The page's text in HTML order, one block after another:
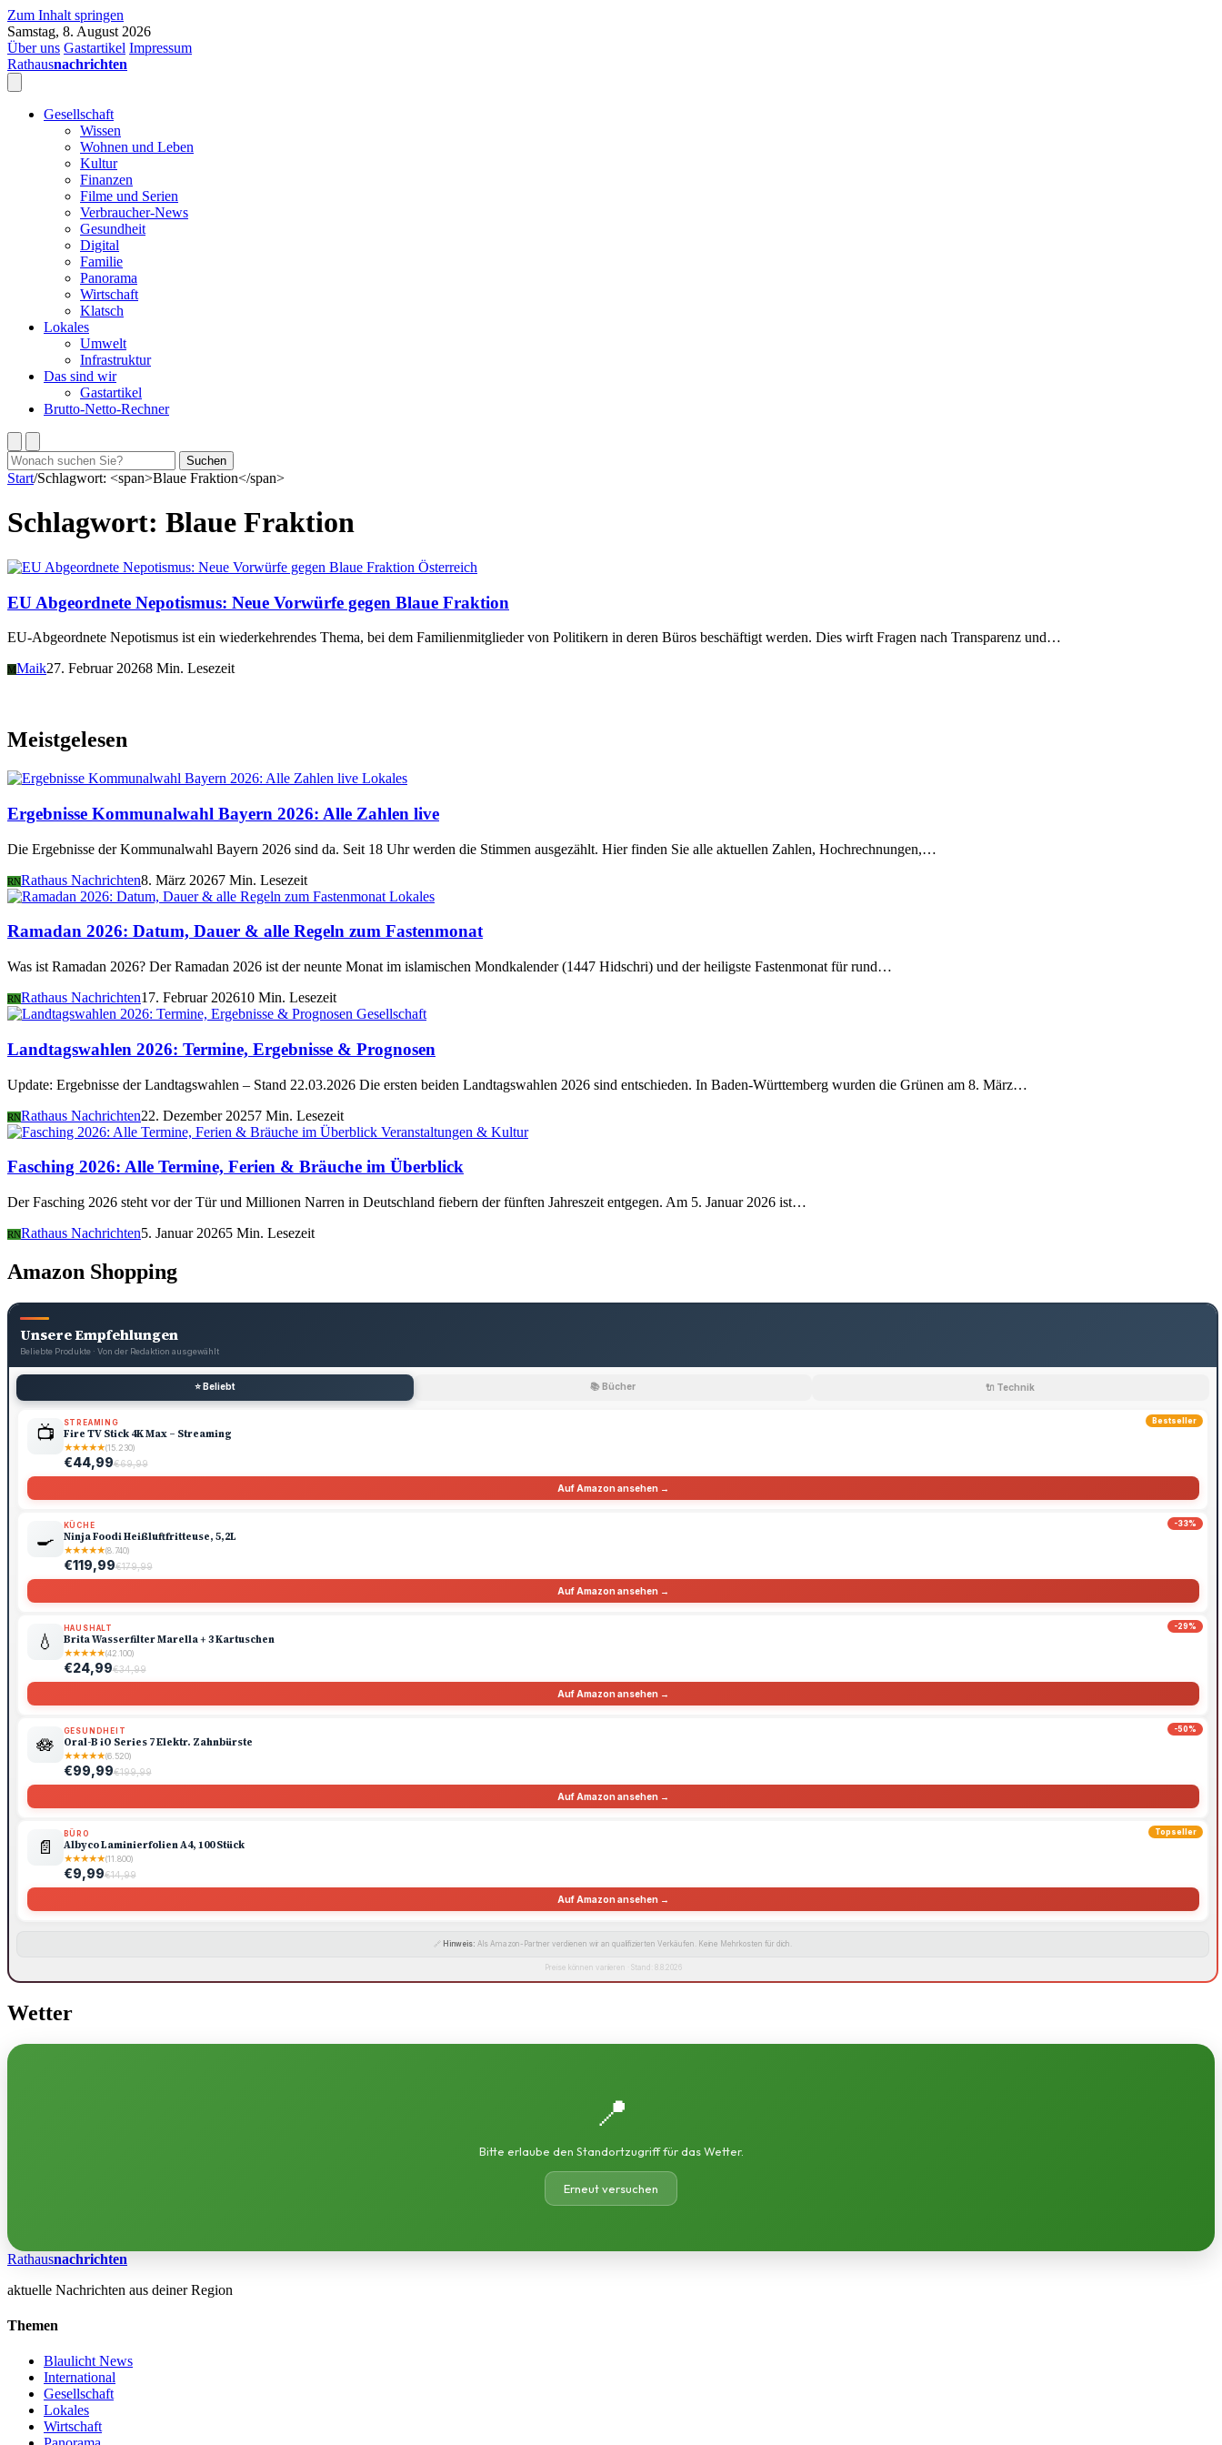
Zum Inhalt springen
Samstag, 8. August 2026
Über uns Gastartikel Impressum
Rathausnachrichten
Gesellschaft
Wissen
Wohnen und Leben
Kultur
Finanzen
Filme und Serien
Verbraucher-News
Gesundheit
Digital
Familie
Panorama
Wirtschaft
Klatsch
Lokales
Umwelt
Infrastruktur
Das sind wir
Gastartikel
Brutto-Netto-Rechner
Suchen
nach:
Suchen
Start/Schlagwort: <span>Blaue Fraktion</span>
Schlagwort: Blaue Fraktion
Österreich
EU Abgeordnete Nepotismus: Neue Vorwürfe gegen Blaue Fraktion
EU-Abgeordnete Nepotismus ist ein wiederkehrendes Thema, bei dem Familienmitglieder von Politikern in deren Büros beschäftigt werden. Dies wirft Fragen nach Transparenz und…
M Maik27. Februar 20268 Min. Lesezeit
Meistgelesen
Lokales
Ergebnisse Kommunalwahl Bayern 2026: Alle Zahlen live
Die Ergebnisse der Kommunalwahl Bayern 2026 sind da. Seit 18 Uhr werden die Stimmen ausgezählt. Hier finden Sie alle aktuellen Zahlen, Hochrechnungen,…
RNRathaus Nachrichten8. März 20267 Min. Lesezeit
Lokales
Ramadan 2026: Datum, Dauer & alle Regeln zum Fastenmonat
Was ist Ramadan 2026? Der Ramadan 2026 ist der neunte Monat im islamischen Mondkalender (1447 Hidschri) und der heiligste Fastenmonat für rund…
RNRathaus Nachrichten17. Februar 202610 Min. Lesezeit
Gesellschaft
Landtagswahlen 2026: Termine, Ergebnisse & Prognosen
Update: Ergebnisse der Landtagswahlen – Stand 22.03.2026 Die ersten beiden Landtagswahlen 2026 sind entschieden. In Baden-Württemberg wurden die Grünen am 8. März…
RNRathaus Nachrichten22. Dezember 20257 Min. Lesezeit
Veranstaltungen & Kultur
Fasching 2026: Alle Termine, Ferien & Bräuche im Überblick
Der Fasching 2026 steht vor der Tür und Millionen Narren in Deutschland fiebern der fünften Jahreszeit entgegen. Am 5. Januar 2026 ist…
RNRathaus Nachrichten5. Januar 20265 Min. Lesezeit
Amazon Shopping
Unsere Empfehlungen
Beliebte Produkte · Von der Redaktion ausgewählt
⭐ Beliebt 📚 Bücher 🔌 Technik
Bestseller
📺 STREAMING
Fire TV Stick 4K Max – Streaming
★★★★★(15.230)
€44,99€69,99
Auf Amazon ansehen →
-33%
🍳
KÜCHE
Ninja Foodi Heißluftfritteuse, 5,2L
★★★★★(8.740)
€119,99€179,99
Auf Amazon ansehen →
-29%
💧
HAUSHALT
Brita Wasserfilter Marella + 3 Kartuschen
★★★★★(42.100)
€24,99€34,99
Auf Amazon ansehen →
-50%
🪷
GESUNDHEIT
Oral-B iO Series 7 Elektr. Zahnbürste
★★★★★(6.520)
€99,99€199,99
Auf Amazon ansehen →
Topseller
📄
BÜRO
Albyco Laminierfolien A4, 100 Stück
★★★★★(11.800)
€9,99€14,99
Auf Amazon ansehen →
🔗 Hinweis: Als Amazon-Partner verdienen wir an qualifizierten Verkäufen. Keine Mehrkosten für dich.
Preise können variieren · Stand: 8.8.2026
Wetter
📍
Bitte erlaube den Standortzugriff für das Wetter.
Erneut versuchen
Rathausnachrichten
aktuelle Nachrichten aus deiner Region
Themen
Blaulicht News
International
Gesellschaft
Lokales
Wirtschaft